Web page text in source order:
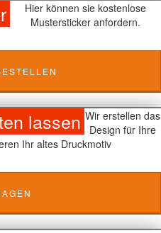
Hier können sie kostenlose
Mustersticker anfordern.
lassen Wir erstellen das
Design für Ihre
Ihr altes Druckmotiv